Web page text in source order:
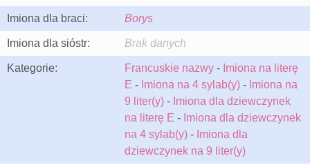
Imiona dla braci: Borys
Imiona dla sióstr: Brak danych
Kategorie: Francuskie nazwy - Imiona na literę
E - Imiona na 4 sylab(y) - Imiona na
9 liter(y) - Imiona dla dziewczynek
na literę E - Imiona dla dziewczynek
na 4 sylab(y) - Imiona dla
dziewczynek na 9 liter(y)